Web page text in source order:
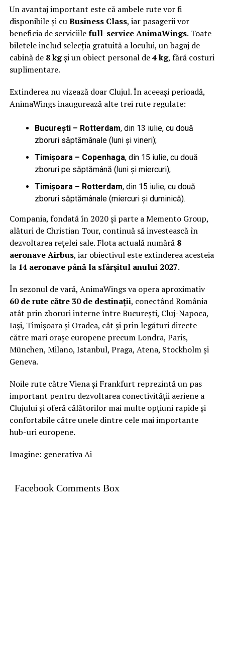
Un avantaj important este că ambele rute vor fi
disponibile și cuBusiness Class, iar pasagerii vor
beneficia de serviciilefull-service AnimaWings. Toate
biletele includ selecția gratuită a locului, un bagaj de
cabină de 8 kgși un obiect personal de4 kg, fără costuri
suplimentare.
Extinderea nu vizează doar Clujul. În aceeași perioadă,
AnimaWings inaugurează alte trei rute regulate:
București – Rotterdam, din 13 iulie, cu două
zboruri săptămânale (luni și vineri);
Timișoara – Copenhaga, din 15 iulie, cu două
zboruri pe săptămână (luni și miercuri);
Timișoara – Rotterdam, din 15 iulie, cu două
zboruri săptămânale (miercuri și duminică).
Compania, fondată în 2020 și parte a Memento Group,
alături de Christian Tour, continuă să investească în
dezvoltarea rețelei sale. Flota actuală numără 8
aeronave Airbus, iar obiectivul este extinderea acesteia
la 14 aeronave până la sfârșitul anului 2027.
În sezonul de vară, AnimaWings va opera aproximativ
60 de rute către 30 de destinații, conectând România
atât prin zboruri interne între București, Cluj-Napoca,
Iași, Timișoara și Oradea, cât și prin legături directe
către mari orașe europene precum Londra, Paris,
München, Milano, Istanbul, Praga, Atena, Stockholm și
Geneva.
Noile rute către Viena și Frankfurt reprezintă un pas
important pentru dezvoltarea conectivității aeriene a
Clujului și oferă călătorilor mai multe opțiuni rapide și
confortabile către unele dintre cele mai importante
hub-uri europene.
Imagine: generativa Ai
Facebook Comments Box